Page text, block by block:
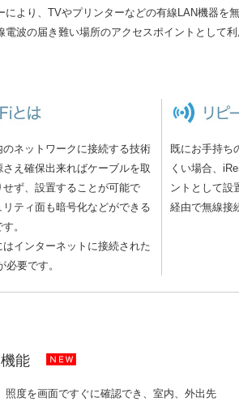
により、TVやプリンターなどの有線LAN機器を
電波の届き難い場所のアクセスポイントとして
のネットワークに接続する技術
え確保出来ればケーブルを取
せず、設置することが可能で
リティ面も暗号化などができる
。
インターネットに接続された
必要です。
既にお手持ち
くい場合、
ントとして設
経由で無線接
能
照度を画面ですぐに確認でき、室内、外出先